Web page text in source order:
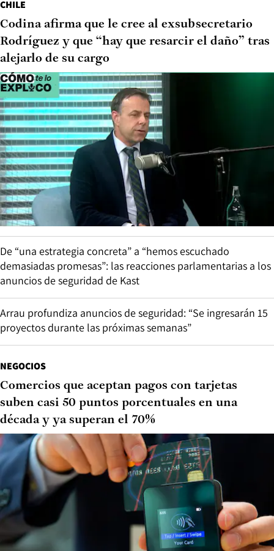
CHILE
Codina afirma que le cree al exsubsecretario
Rodríguez y que “hay que resarcir el daño” tras
alejarlo de su cargo
De “una estrategia concreta” a “hemos escuchado
demasiadas promesas”: las reacciones parlamentarias a los
anuncios de seguridad de Kast
Arrau profundiza anuncios de seguridad: “Se ingresarán 15
proyectos durante las próximas semanas”
NEGOCIOS
Comercios que aceptan pagos con tarjetas
suben casi 50 puntos porcentuales en una
década y ya superan el 70%